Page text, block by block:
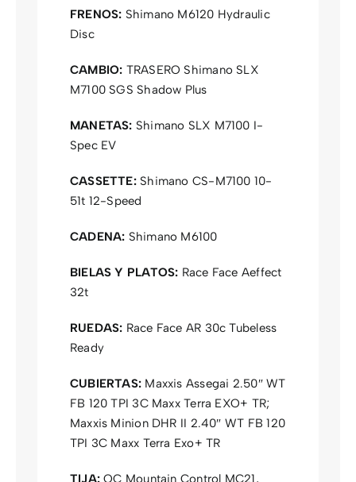
FRENOS: Shimano M6120 Hydraulic
Disc
CAMBIO: TRASERO Shimano SLX
M7100 SGS Shadow Plus
MANETAS: Shimano SLX M7100 I-
Spec EV
CASSETTE:Shimano CS-M7100 10-
51t 12-Speed
CADENA: Shimano M6100
BIELAS Y PLATOS: Race Face Aeffect
32t
RUEDAS: Race Face AR 30c Tubeless
Ready
CUBIERTAS: Maxxis Assegai 2.50″ WT
FB 120 TPI 3C Maxx Terra EXO+ TR;
Maxxis Minion DHR II 2.40″ WT FB 120
TPI 3C Maxx Terra Exo+ TR
TIJA:OC Mountain Control MC21,